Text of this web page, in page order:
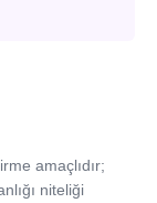
amaçlıdır;
niteliği